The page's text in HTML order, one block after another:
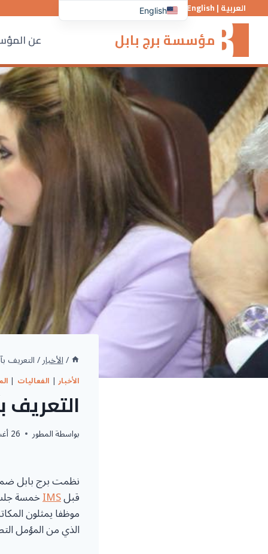
التجاوز
إلى
العربية |
English
مؤسسة برج بابل عن
/الأخبار/التعريف
الأخبار| الفعاليات |
التعريف
بواسطةالمطور 26 أغسطس، 2025
نظمت برج بابل
قبلIMS
موظفا يمثلون
الذي من المؤمل
English